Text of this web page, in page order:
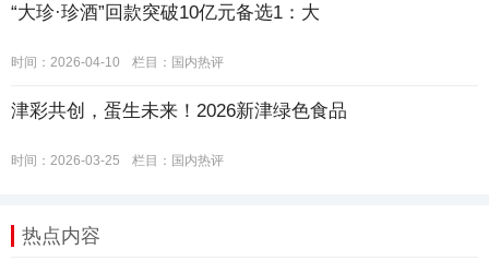
“大珍·珍酒”回款突破10亿元备选1：大
时间：2026-04-10 栏目： 国内热评
津彩共创，蛋生未来！2026新津绿色食品
时间：2026-03-25 栏目： 国内热评
热点内容